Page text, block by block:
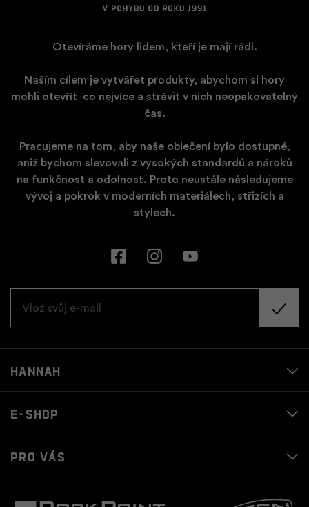
Otevíráme hory lidem, kteří je mají rádi.
Naším cílem je vytvářet produkty, abychom si hory
mohli otevřít
co nejvíce a strávit v nich neopakovatelný
čas.
Pracujeme na tom, aby naše oblečení bylo dostupné,
aniž bychom slevovali z vysokých standardů a nároků
na funkčnost a odolnost. Proto neustále následujeme
vývoj a pokrok v moderních materiálech, střizích a
stylech.
Hannah
E-shop
Pro vás